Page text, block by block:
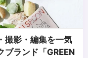
撮影・編集を一気
ブランド「GREEN